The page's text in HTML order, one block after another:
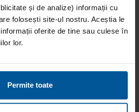
și de analize) informații cu
folosești site-ul nostru. Aceștia le
oferite de tine sau culese în
lor.
Permite toate